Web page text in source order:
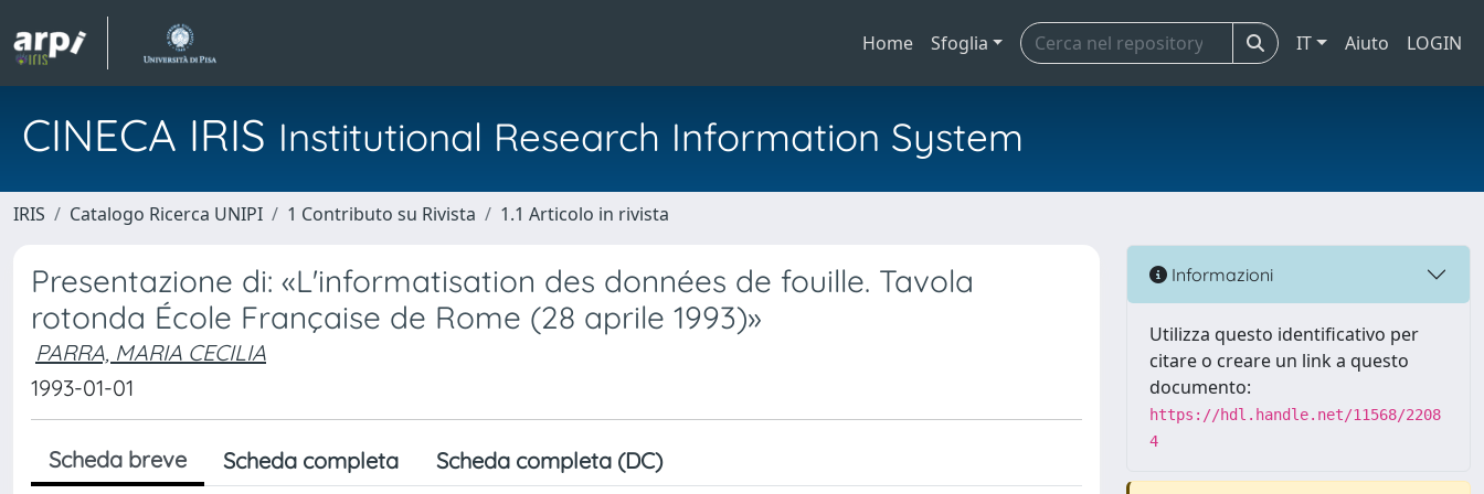
Home Sfoglia IT Aiuto LOGIN
CINECA IRIS Institutional Research Information System
IRIS Catalogo Ricerca UNIPI 1 Contributo su Rivista 1.1 Articolo in rivista
Presentazione di: «L'informatisation des données de fouille. Tavola
rotonda École Française de Rome (28 aprile 1993)»
PARRA, MARIA CECILIA
1993-01-01
Scheda breve Scheda completa Scheda completa (DC)
Informazioni
Utilizza questo identificativo per
citare o creare un link a questo
documento:
https://hdl.handle.net/11568/2208
4